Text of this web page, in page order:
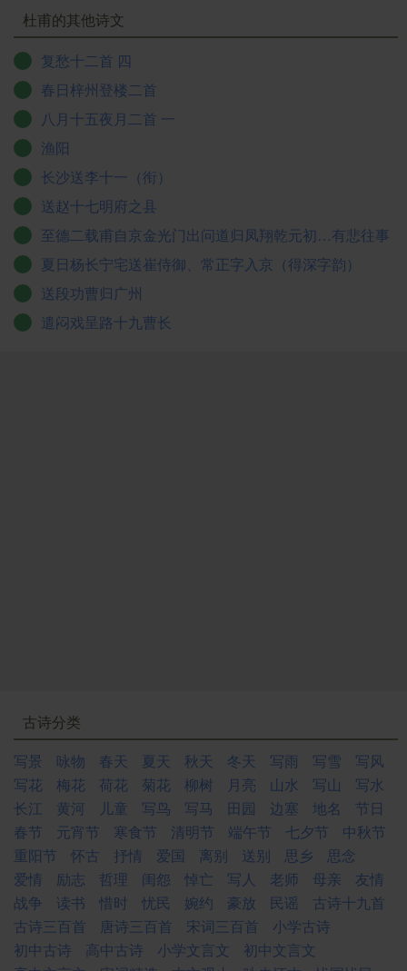
杜甫的其他诗文
复愁十二首 四
春日梓州登楼二首
八月十五夜月二首 一
渔阳
长沙送李十一（衔）
送赵十七明府之县
至德二载甫自京金光门出问道归凤翔乾元初…有悲往事
夏日杨长宁宅送崔侍御、常正字入京（得深字韵）
送段功曹归广州
遣闷戏呈路十九曹长
古诗分类
写景
咏物 春天 夏天 秋天 冬天 写雨 写雪
写风
写花
梅花 荷花 菊花 柳树 月亮 山水 写山
写水
长江
黄河 儿童 写鸟 写马 田园 边塞 地名
节日
春节
元宵节 寒食节 清明节 端午节 七夕节
中秋节
重阳节
怀古 抒情 爱国 离别 送别 思乡
思念
爱情
励志 哲理 闺怨 悼亡 写人 老师 母亲
友情
战争
读书 惜时 忧民 婉约 豪放 民谣
古诗十九首
古诗三百首
唐诗三百首 宋词三百首
小学古诗
初中古诗
高中古诗 小学文言文
初中文言文